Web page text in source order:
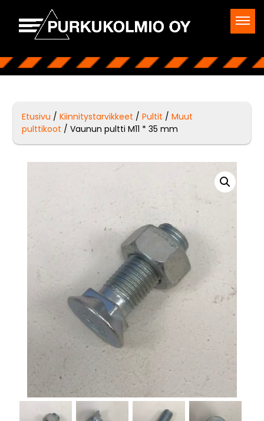
Etusivu /Kiinnitystarvikkeet /Pultit /Muut
pulttikoot / Vaunun pultti M11 * 35 mm